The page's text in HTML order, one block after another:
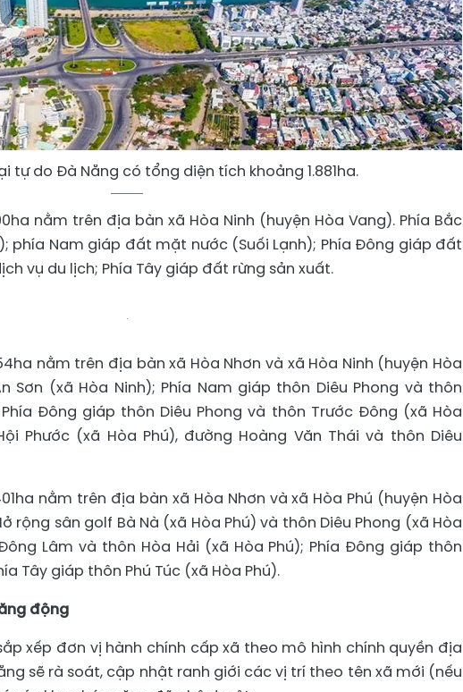
tự do Đà Nẵng có tổng diện tích khoảng 1.881ha.
nằm trên địa bàn xã Hòa Ninh (huyện Hòa Vang). Phía Bắc
phía Nam giáp đất mặt nước (Suối Lạnh); Phía Đông giáp đất
vụ du lịch; Phía Tây giáp đất rừng sản xuất.
nằm trên địa bàn xã Hòa Nhơn và xã Hòa Ninh (huyện Hòa
Sơn (xã Hòa Ninh); Phía Nam giáp thôn Diêu Phong và thôn
Đông giáp thôn Diêu Phong và thôn Trước Đông (xã Hòa
Phước (xã Hòa Phú), đường Hoàng Văn Thái và thôn Diêu
nằm trên địa bàn xã Hòa Nhơn và xã Hòa Phú (huyện Hòa
rộng sân golf Bà Nà (xã Hòa Phú) và thôn Diêu Phong (xã Hòa
Lâm và thôn Hòa Hải (xã Hòa Phú); Phía Đông giáp thôn
Tây giáp thôn Phú Túc (xã Hòa Phú).
động
xếp đơn vị hành chính cấp xã theo mô hình chính quyền địa
sẽ rà soát, cập nhật ranh giới các vị trí theo tên xã mới (nếu